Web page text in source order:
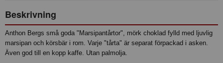
Beskrivning
Anthon Bergs små goda "Marsipantårtor", mörk choklad fylld med ljuvlig
marsipan och körsbär i rom. Varje "tårta" är separat förpackad i asken.
Även god till en kopp kaffe. Utan palmolja.